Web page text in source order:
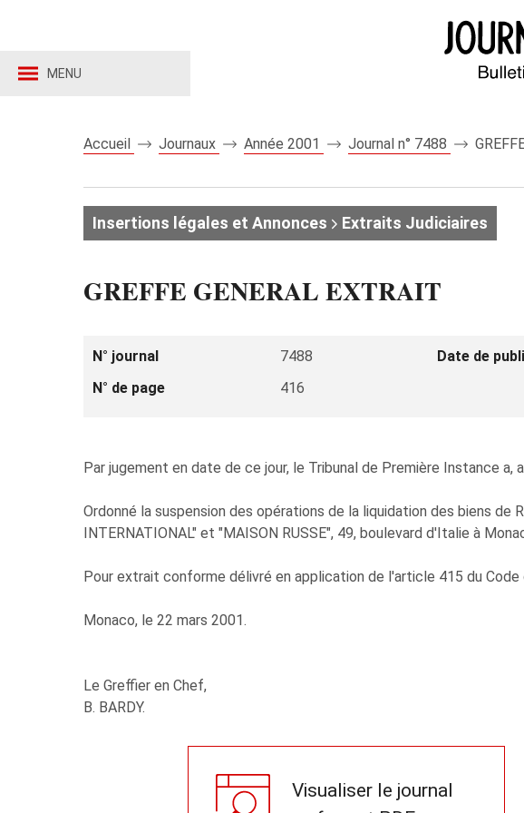
MENU
Accueil Journaux Année 2001 Journal n° 7488
Insertions légales et Annonces Extraits Judiciaires
GREFFE GENERAL EXTRAIT
N° journal 7488 Date de
N° de page
416
Par jugement en date de ce jour, le Tribunal de Première Instance
Ordonné la suspension des opérations de la liquidation des biens de
INTERNATIONAL" et "MAISON RUSSE", 49, boulevard d'Italie à
Pour extrait conforme délivré en application de l'article 415 du Code
Monaco, le 22 mars 2001.
Le Greffier en Chef,
B. BARDY.
Visualiser le journal